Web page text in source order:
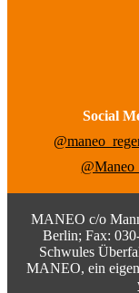
Social
MANEO c/o
Berlin; Fax:
Schwules
MANEO, ein